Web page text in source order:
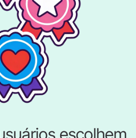
escolhem